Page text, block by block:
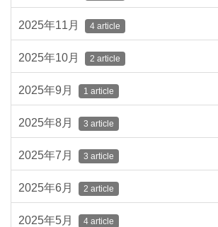
2025年11月 4 article
2025年10月 2 article
2025年9月 1 article
2025年8月 3 article
2025年7月 3 article
2025年6月 2 article
2025年5月 4 article